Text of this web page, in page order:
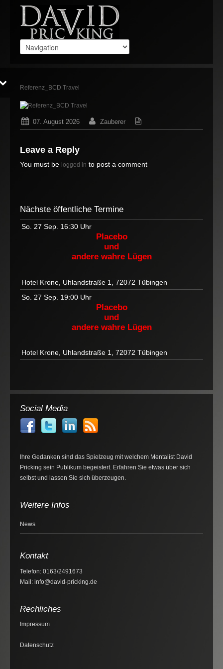
Referenz_BCD Travel
07. August 2026 Zauberer
Leave a Reply
You must be logged in to post a comment
Nächste öffentliche Termine
So. 27 Sep. 16:30 Uhr
Placebo
und
andere wahre Lügen
Hotel Krone, Uhlandstraße 1, 72072 Tübingen
So. 27 Sep. 19:00 Uhr
Placebo
und
andere wahre Lügen
Hotel Krone, Uhlandstraße 1, 72072 Tübingen
Social Media
Ihre Gedanken sind das Spielzeug mit welchem Mentalist David
Pricking sein Publikum begeistert. Erfahren Sie etwas über sich
selbst und lassen Sie sich überzeugen.
Weitere Infos
News
Kontakt
Telefon: 0163/2491673
Mail: info@david-pricking.de
Rechliches
Impressum
Datenschutz